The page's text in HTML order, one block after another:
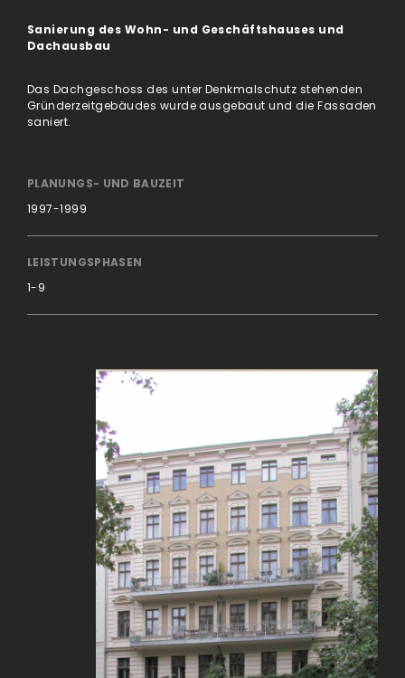
Sanierung des Wohn- und Geschäftshauses und
Dachausbau
Das Dachgeschoss des unter Denkmalschutz stehenden
Gründerzeitgebäudes wurde ausgebaut und die Fassaden
saniert.
PLANUNGS- UND BAUZEIT
1997-1999
LEISTUNGSPHASEN
1-9